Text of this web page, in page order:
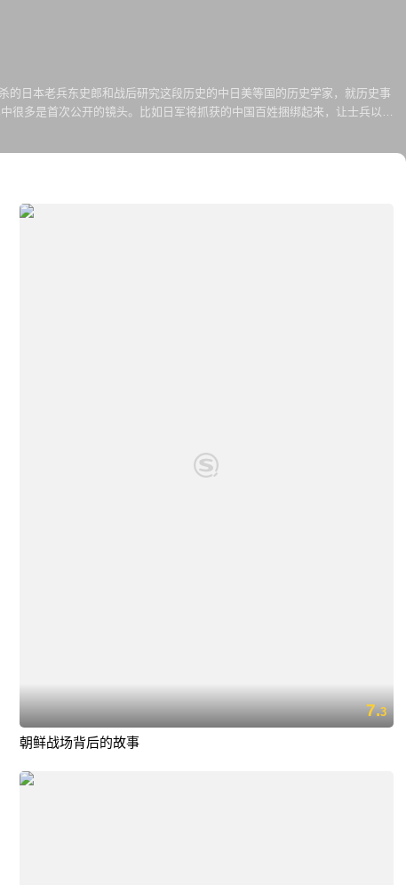
日本老兵东史郎和战后研究这段历史的中日美等国的历史学家，就历史事
多是首次公开的镜头。比如日军将抓获的中国百姓捆绑起来，让士兵以此
人身上刺、如何将人头割下提在手中狂笑等血腥场面时，一些中学生吓得
7.3
朝鲜战场背后的故事